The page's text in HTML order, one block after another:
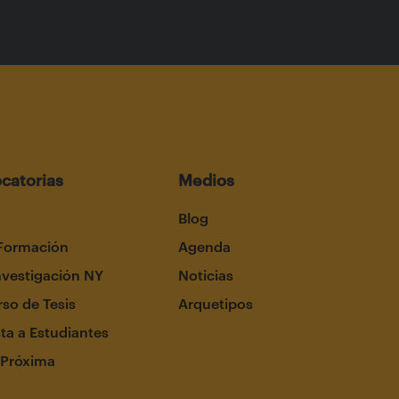
NY
de Tesis
a Estudiantes
Medios
Blog
Agenda
Noticias
Arquetipos